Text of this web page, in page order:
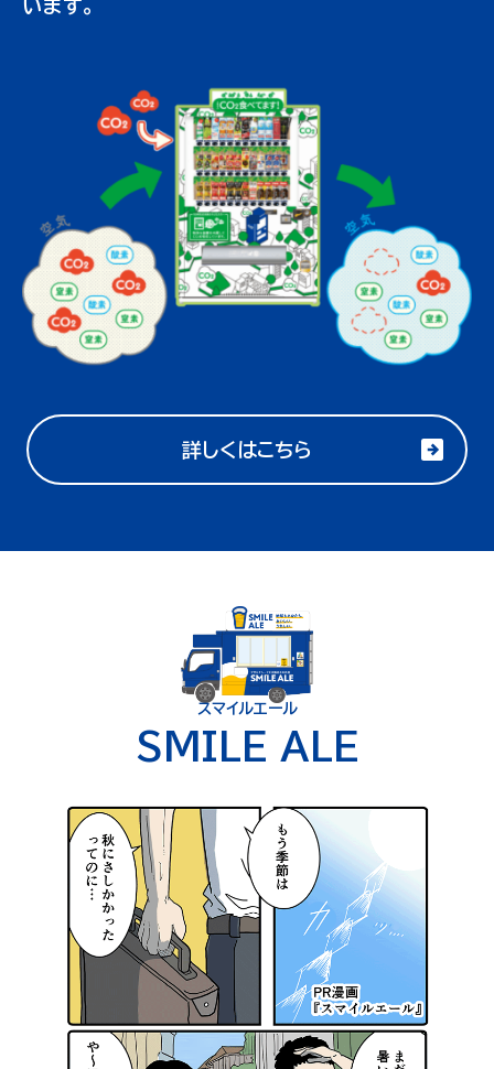
います。
詳しくはこちら
SMILE ALE